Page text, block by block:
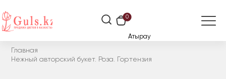
0
Атырау
Главная
Нежный авторский букет. Роза. Гортензия